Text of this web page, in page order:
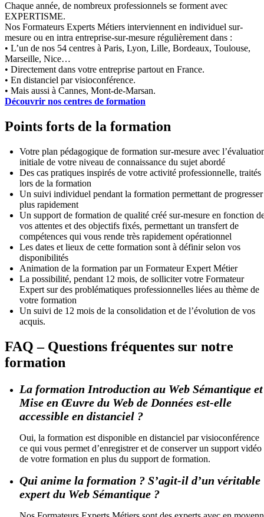
Chaque année, de nombreux professionnels se forment avec
EXPERTISME.
Nos Formateurs Experts Métiers interviennent en individuel sur-
mesure ou en intra entreprise-sur-mesure régulièrement dans :
• L’un de nos 54 centres à Paris, Lyon, Lille, Bordeaux, Toulouse,
Marseille, Nice…
• Directement dans votre entreprise partout en France.
• En distanciel par visioconférence.
• Mais aussi à Cannes, Mont-de-Marsan.
Découvrir nos centres de formation
Points forts de la formation
Votre plan pédagogique de formation sur-mesure avec
initiale de votre niveau de connaissance du sujet abordé
Des cas pratiques inspirés de votre activité professionnelle, traités
lors de la formation
Un suivi individuel pendant la formation permettant de progresser
plus rapidement
Un support de formation de qualité créé sur-mesure en fonction
vos attentes et des objectifs fixés, permettant un transfert de
compétences qui vous rende très rapidement opérationnel
Les dates et lieux de cette formation sont à définir selon vos
disponibilités
Animation de la formation par un Formateur Expert Métier
La possibilité, pendant 12 mois, de solliciter votre Formateur
Expert sur des problématiques professionnelles liées au thème de
votre formation
Un suivi de 12 mois de la consolidation et de l’évolution de vos
acquis.
FAQ – Questions fréquentes sur notre
formation
La formation Introduction au Web Sémantique et
Mise en Œuvre du Web de Données est-elle
accessible en distanciel ?
Oui, la formation est disponible en distanciel par visioconférence
ce qui vous permet d’enregistrer et de conserver un support vidéo
de votre formation en plus du support de formation.
Qui anime la formation ? S’agit-il d’un véritable
expert du Web Sémantique ?